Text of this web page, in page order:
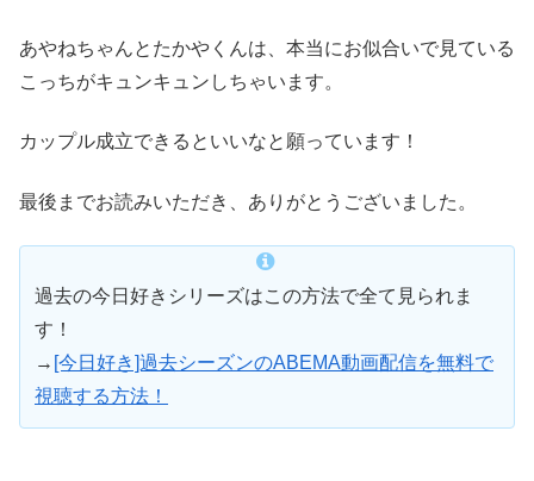
あやねちゃんとたかやくんは、本当にお似合いで見ている
こっちがキュンキュンしちゃいます。
カップル成立できるといいなと願っています！
最後までお読みいただき、ありがとうございました。
過去の今日好きシリーズはこの方法で全て見られま
す！
→ [今日好き]過去シーズンのABEMA動画配信を無料で
視聴する方法！